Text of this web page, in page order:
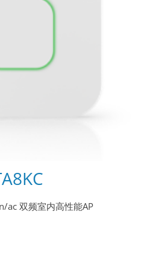
双频室内高性能AP